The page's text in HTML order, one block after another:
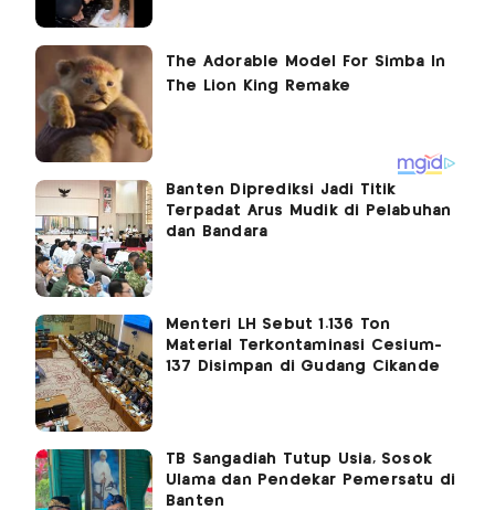
Banten Diprediksi Jadi Titik
Terpadat Arus Mudik di Pelabuhan
dan Bandara
Menteri LH Sebut 1.136 Ton
Material Terkontaminasi Cesium-
137 Disimpan di Gudang Cikande
TB Sangadiah Tutup Usia, Sosok
Ulama dan Pendekar Pemersatu di
Banten